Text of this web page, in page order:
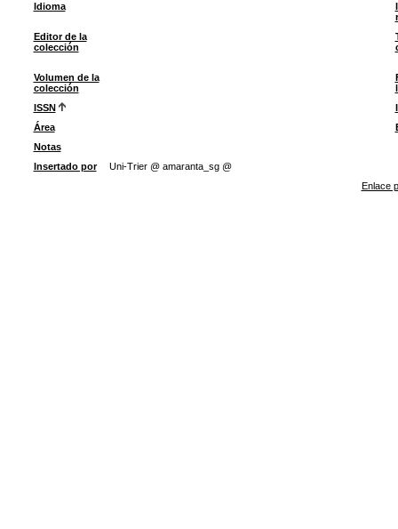
Idioma
Editor de la
colección
Volumen de la
colección
ISSN
Área
Notas
Insertado por
Uni-Trier @ amaranta_sg @
Enlace